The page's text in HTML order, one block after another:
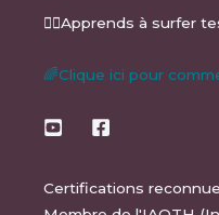
🏄‍♂️Apprends à surfer
🌈Clique ici pour
Certifications